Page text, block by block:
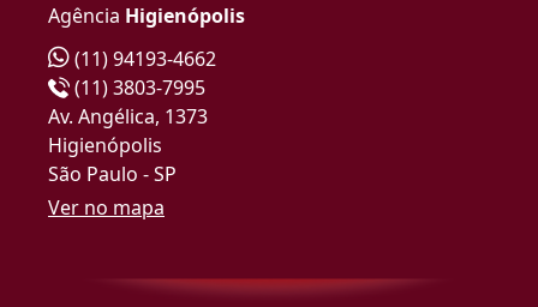
Agência Higienópolis
(11) 94193-4662
(11) 3803-7995
Av. Angélica, 1373
Higienópolis
São Paulo - SP
Ver no mapa